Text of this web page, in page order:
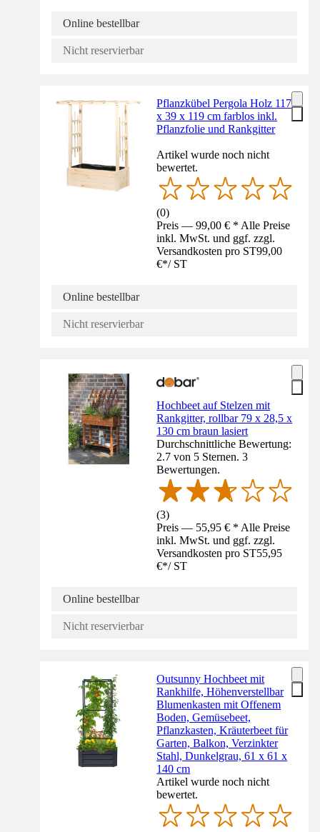
Online bestellbar
Nicht reservierbar
Pflanzkübel Pergola Holz 117
x 39 x 119 cm farblos inkl.
Pflanzfolie und Rankgitter
Artikel wurde noch nicht
bewertet.
(0)
Preis — 99,00 € * Alle Preise
inkl. MwSt. und ggf. zzgl.
Versandkosten pro ST99,00
€*/ ST
Online bestellbar
Nicht reservierbar
Hochbeet auf Stelzen mit
Rankgitter, rollbar 79 x 28,5 x
130 cm braun lasiert
Durchschnittliche Bewertung:
2.7 von 5 Sternen. 3
Bewertungen.
(3)
Preis — 55,95 € * Alle Preise
inkl. MwSt. und ggf. zzgl.
Versandkosten pro ST55,95
€*/ ST
Online bestellbar
Nicht reservierbar
Outsunny Hochbeet mit
Rankhilfe, Höhenverstellbar
Blumenkasten mit Offenem
Boden, Gemüsebeet,
Pflanzkasten, Kräuterbeet für
Garten, Balkon, Verzinkter
Stahl, Dunkelgrau, 61 x 61 x
140 cm
Artikel wurde noch nicht
bewertet.